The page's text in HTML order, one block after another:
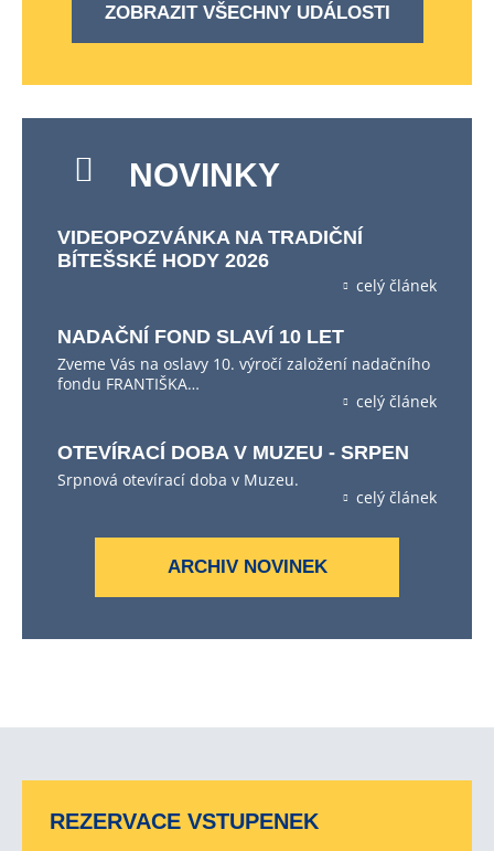
ZOBRAZIT VŠECHNY UDÁLOSTI
NOVINKY
VIDEOPOZVÁNKA NA TRADIČNÍ
BÍTEŠSKÉ HODY 2026
celý článek
NADAČNÍ FOND SLAVÍ 10 LET
Zveme Vás na oslavy 10. výročí založení nadačního
fondu FRANTIŠKA…
celý článek
OTEVÍRACÍ DOBA V MUZEU - SRPEN
Srpnová otevírací doba v Muzeu.
celý článek
ARCHIV NOVINEK
REZERVACE VSTUPENEK